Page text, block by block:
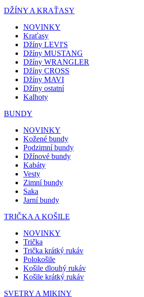
DŽÍNY A KRAŤASY
NOVINKY
Kraťasy
Džíny LEVI'S
Džíny MUSTANG
Džíny WRANGLER
Džíny CROSS
Džíny MAVI
Džíny ostatní
Kalhoty
BUNDY
NOVINKY
Kožené bundy
Podzimní bundy
Džínové bundy
Kabáty
Vesty
Zimní bundy
Saka
Jarní bundy
TRIČKA A KOŠILE
NOVINKY
Trička
Trička krátký rukáv
Polokošile
Košile dlouhý rukáv
Košile krátký rukáv
SVETRY A MIKINY